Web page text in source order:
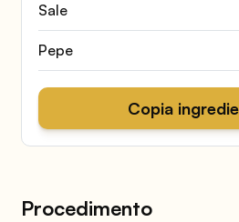
Sale
Pepe
Copia
Procedimento